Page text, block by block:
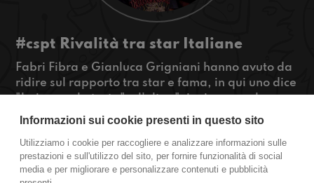
#cspt Rivalità tra star Italiane
Fabri Fibra e Gianluca Grigniani hanno avuto da
ridire sul rapporto tra star e fama, in qui uno dice
"hai perso la testa" e l'altro "vienine a parlare
con me ad un mio concerto cosi ti insegno", chi dei
#OkkinSu
Castel San Pietro Terme
Informazioni sui cookie presenti in questo sito
Utilizziamo i cookie per raccogliere e analizzare informazioni sulle
prestazioni e sull'utilizzo del sito, per fornire funzionalità di social
media e per migliorare e personalizzare contenuti e pubblicità